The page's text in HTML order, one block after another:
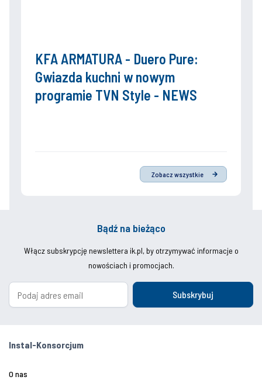
KFA ARMATURA - Duero Pure:
Gwiazda kuchni w nowym
programie TVN Style - NEWS
Zobacz wszystkie
Bądź na bieżąco
Włącz subskrypcję newslettera ik.pl, by otrzymywać informacje o
nowościach i promocjach.
Subskrybuj
Instal-Konsorcjum
O nas